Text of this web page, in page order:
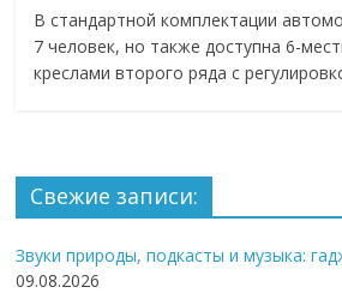
В стандартной комплектации
7 человек, но также доступна 6-
креслами второго ряда с
Свежие записи:
Звуки природы, подкасты и музыка:
09.08.2026